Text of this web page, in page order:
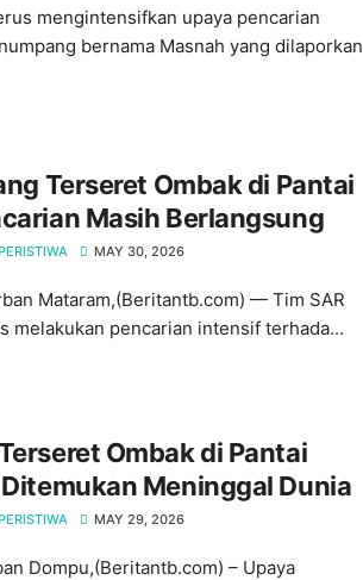
mengintensifkan upaya pencarian
bernama Masnah yang dilaporkan
Terseret Ombak di Pantai
Masih Berlangsung
MAY 30, 2026
Mataram,(Beritantb.com) — Tim SAR
melakukan pencarian intensif terhada...
Ombak di Pantai
Meninggal Dunia
MAY 29, 2026
Dompu,(Beritantb.com) – Upaya